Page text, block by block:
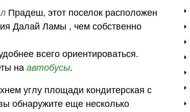
Прадеш, этот поселок расположен
Далай Ламы , чем собственно
всего ориентироваться.
наавтобусы.
углу площади кондитерская с
обнаружите еще несколько